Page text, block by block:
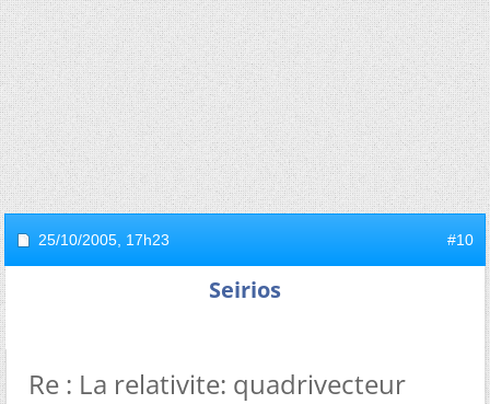
25/10/2005, 17h23 #10
Seirios
Re : La relativite: quadrivecteur